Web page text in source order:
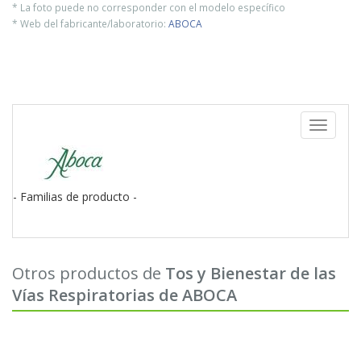
* La foto puede no corresponder con el modelo específico
* Web del fabricante/laboratorio: ABOCA
Toggle
- Familias de producto -
Otros productos de Tos y Bienestar de las
Vías Respiratorias de ABOCA